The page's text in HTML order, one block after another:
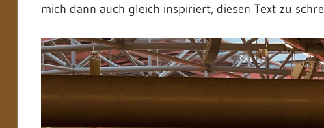
mich dann auch gleich inspiriert, diesen Text zu